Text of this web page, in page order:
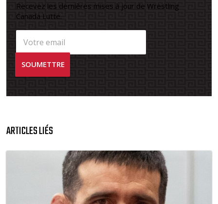
Recevez les dernières mises à jour de Wrestling
Canada Lutte.
ARTICLES LIÉS